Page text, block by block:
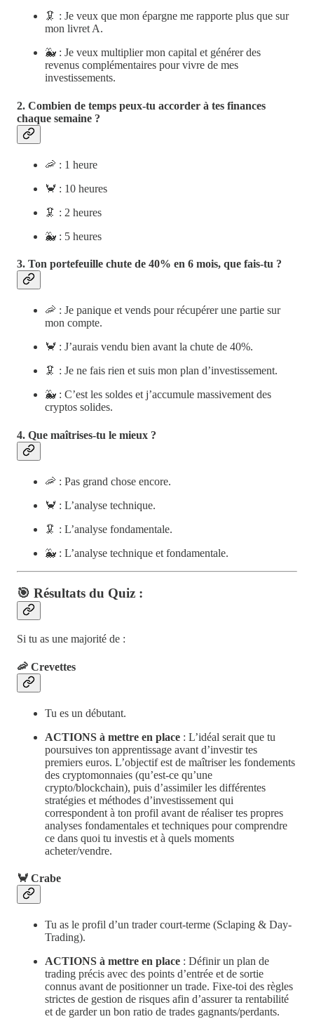
🦑 : Je veux que mon épargne me rapporte plus que sur
mon livret A.
🐳 : Je veux multiplier mon capital et générer des
revenus complémentaires pour vivre de mes
investissements.
2. Combien de temps peux-tu accorder à tes finances
chaque semaine ?
🦐 : 1 heure
🦀 : 10 heures
🦑 : 2 heures
🐳 : 5 heures
3. Ton portefeuille chute de 40% en 6 mois, que fais-tu ?
🦐 : Je panique et vends pour récupérer une partie sur
mon compte.
🦀 : J’aurais vendu bien avant la chute de 40%.
🦑 : Je ne fais rien et suis mon plan d’investissement.
🐳 : C’est les soldes et j’accumule massivement des
cryptos solides.
4. Que maîtrises-tu le mieux ?
🦐 : Pas grand chose encore.
🦀 : L’analyse technique.
🦑 : L’analyse fondamentale.
🐳 : L’analyse technique et fondamentale.
🎯 Résultats du Quiz :
Si tu as une majorité de :
🦐 Crevettes
Tu es un débutant.
ACTIONS à mettre en place : L’idéal serait que tu
poursuives ton apprentissage avant d’investir tes
premiers euros. L’objectif est de maîtriser les fondements
des cryptomonnaies (qu’est-ce qu’une
crypto/blockchain), puis d’assimiler les différentes
stratégies et méthodes d’investissement qui
correspondent à ton profil avant de réaliser tes propres
analyses fondamentales et techniques pour comprendre
ce dans quoi tu investis et à quels moments
acheter/vendre.
🦀 Crabe
Tu as le profil d’un trader court-terme (Sclaping & Day-
Trading).
ACTIONS à mettre en place : Définir un plan de
trading précis avec des points d’entrée et de sortie
connus avant de positionner un trade. Fixe-toi des règles
strictes de gestion de risques afin d’assurer ta rentabilité
et de garder un bon ratio de trades gagnants/perdants.